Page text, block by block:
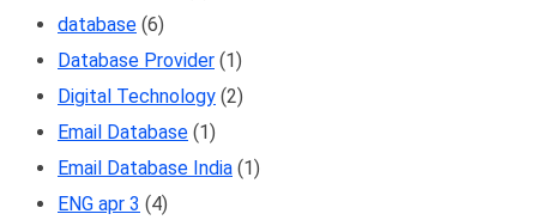
database (6)
Database Provider (1)
Digital Technology (2)
Email Database (1)
Email Database India (1)
ENG apr 3 (4)